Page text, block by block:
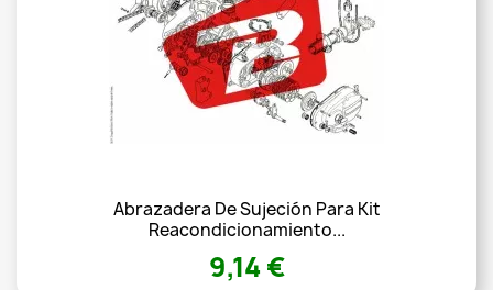
Abrazadera De Sujeción Para Kit
Reacondicionamiento...
9,14 €